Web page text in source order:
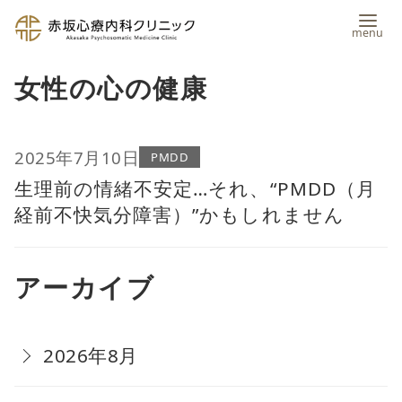
ン
ン
ツ
へ
動
女性の心の健康
2025年7月10日 PMDD
生理前の情緒不安定…それ、“PMDD（月
経前不快気分障害）”かもしれません
アーカイブ
2026年8月